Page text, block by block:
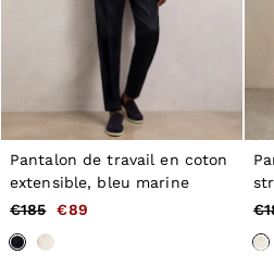
Bags
Belts
Jewellery
Hats, Gloves & Scarves
Socks & Tights
All Accessories
Linen Collection
Workwear
Atelier
MEN
Pantalon de travail en coton
extensible, bleu marine
€185
€89